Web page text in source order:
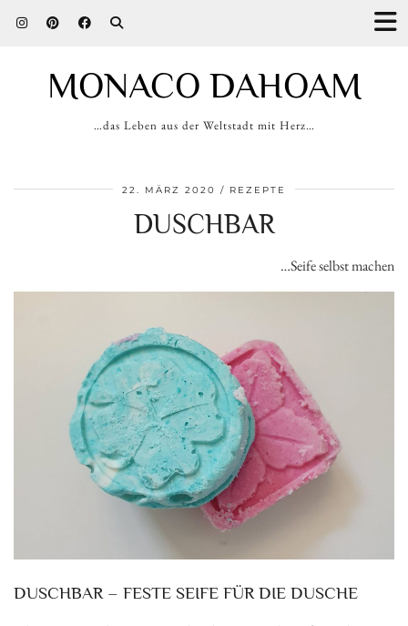
MONACO DAHOAM
…das Leben aus der Weltstadt mit Herz…
22. MÄRZ 2020 REZEPTE
DUSCHBAR
…Seife selbst machen
DUSCHBAR – FESTE SEIFE FÜR DIE DUSCHE